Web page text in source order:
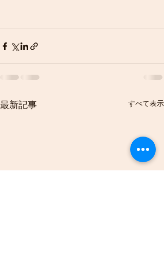
最新記事 すべて表示